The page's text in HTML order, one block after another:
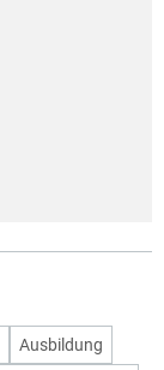
Ausbildung